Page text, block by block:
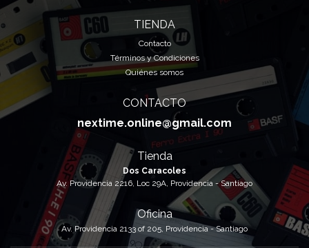
TIENDA
Contacto
Términos y Condiciones
Quiénes somos
CONTACTO
nextime.online@gmail.com
Tienda
Dos Caracoles
Av. Providencia 2216, Loc 29A, Providencia - Santiago
Oficina
Av. Providencia 2133 of 205, Providencia - Santiago